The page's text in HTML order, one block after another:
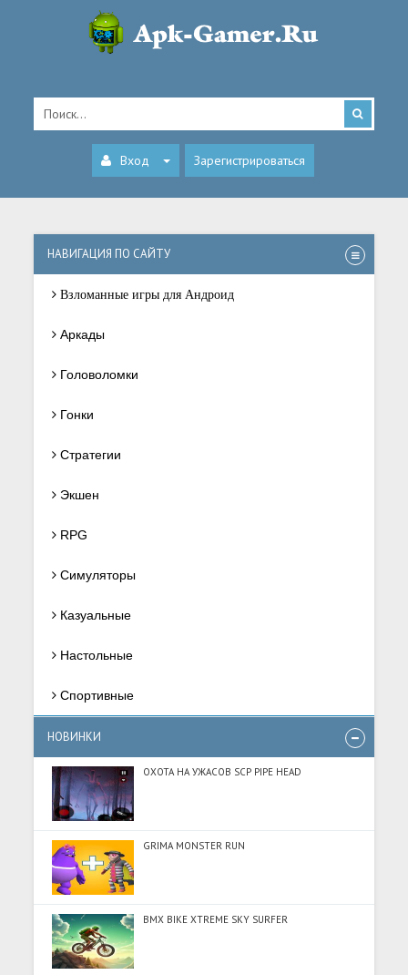
Вход Зарегистрироваться
НАВИГАЦИЯ ПО САЙТУ
Взломанные игры для Андроид
Аркады
Головоломки
Гонки
Стратегии
Экшен
RPG
Симуляторы
Казуальные
Настольные
Спортивные
НОВИНКИ
ОХОТА НА УЖАСОВ SCP PIPE HEAD
GRIMA MONSTER RUN
BMX BIKE XTREME SKY SURFER